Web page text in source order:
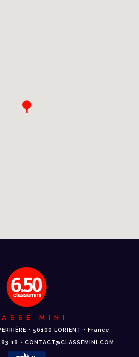
MINI
• 56100 LORIENT • France
18 • CONTACT@CLASSEMINI.COM